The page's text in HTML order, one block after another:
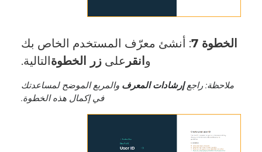
الخطوة 7
: أنشئ معرّف المستخدم الخاص بك
و انقر على زر الخطوةالتالية.
ملاحظة: راجعإرشادات المعرف والمربع الموضح لمساعدتك
في إكمال هذه الخطوة.